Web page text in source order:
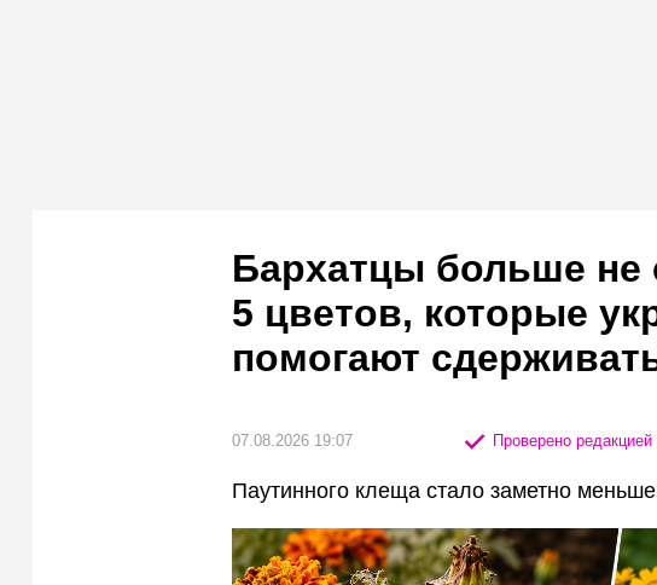
Бархатцы больше
5 цветов, которые
помогают
07.08.2026 19:07 Проверено редакцией
Паутинного клеща стало заметно меньше